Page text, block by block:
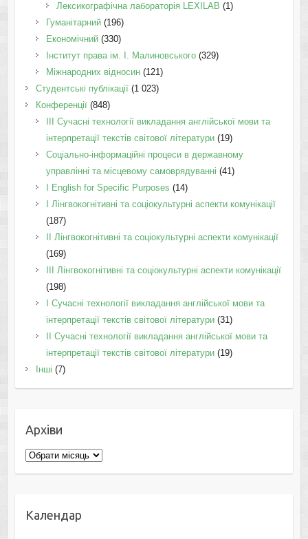
Лексикографічна лабораторія LEXILAB (1)
Гуманітарний(196)
Економічний(330)
Інститут права ім. І. Малиновського(329)
Міжнародних відносин(121)
Студентські публікації(1 023)
Конференції(848)
III Сучасні технології викладання англійської мови та
інтерпретації текстів світової літератури(19)
Соціально-інформаційні процеси в державному
управлінні та місцевому самоврядуванні (41)
І English for Specific Purposes (14)
I Лінгвокогнітивні та соціокультурні аспекти комунікації
(187)
IІ Лінгвокогнітивні та соціокультурні аспекти комунікації
(169)
IІI Лінгвокогнітивні та соціокультурні аспекти комунікації
(198)
I Cучасні технології викладання англійської мови та
інтерпретації текстів світової літератури(31)
II Cучасні технології викладання англійської мови та
інтерпретації текстів світової літератури(19)
Інші (7)
Архіви
Архіви
Календар